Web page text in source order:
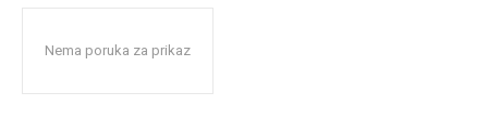
Nema poruka za prikaz